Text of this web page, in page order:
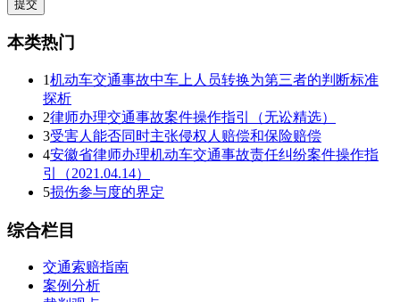
本类热门
1机动车交通事故中车上人员转换为第三者的判断标准
探析
2律师办理交通事故案件操作指引（无讼精选）
3受害人能否同时主张侵权人赔偿和保险赔偿
4安徽省律师办理机动车交通事故责任纠纷案件操作指
引（2021.04.14）
5损伤参与度的界定
综合栏目
交通索赔指南
案例分析